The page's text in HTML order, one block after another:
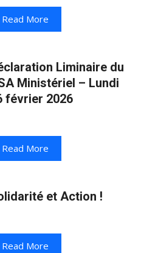
Read More
Liminaire du
Ministériel – Lundi
février 2026
Read More
et Action !
Read More